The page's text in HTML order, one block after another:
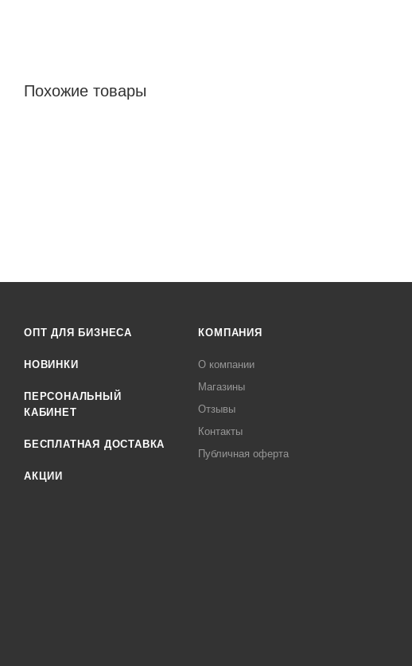
Похожие товары
ОПТ ДЛЯ БИЗНЕСА
НОВИНКИ
ПЕРСОНАЛЬНЫЙ
КАБИНЕТ
БЕСПЛАТНАЯ ДОСТАВКА
АКЦИИ
КОМПАНИЯ
О компании
Магазины
Отзывы
Контакты
Публичная оферта